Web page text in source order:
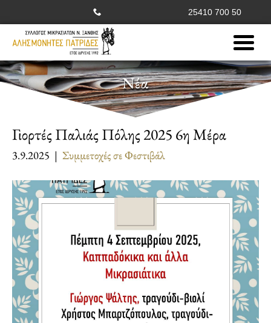
25410 700 50
Νέα
Γιορτές Παλιάς Πόλης 2025 6η Μέρα
3.9.2025 | Συμμετοχές σε Φεστιβάλ